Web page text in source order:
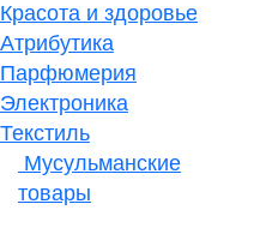
Красота и здоровье
Атрибутика
Парфюмерия
Электроника
Текстиль
Мусульманские
товары